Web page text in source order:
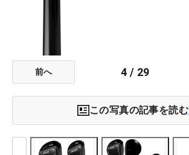
前へ 4 / 29
この写真の記事を読む